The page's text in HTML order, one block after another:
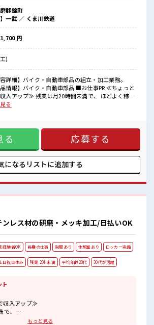
消♪
ンゲイ≫
ンジするのは不安だけど、
っています！
ステップUP目指していきましょう！
提案≫
談できる、
ゃべり！
ので給料の上乗せも期待できそう！
指せますよ！
郡錦町
】一武 ／ くま川鉄道
1,700 円
)
容詳細】バイク・自動車部品の組立・加工業務。
】バイク・自動車部品 ■お仕事PR ≪ちょっと
入アップ≫ 残業は月20時間未満で、 ほどよく稼げ
きやすい制服アリ≫ 制服があるので、 毎日の服装
らスキルUP・ステップUP目指していきましょ
なお仕事をご提案≫ 一人で悩まず気軽に相談でき
■職場の雰囲気 休憩室で楽しくおし
ストレス解消☆ ロッカーあり！ 安心してお仕事に集
も1日1H程度あるので給料の上乗せも期待できそ
入もバッチリ目指せますよ！
る
る 応募する
になるリストに追加する
レス材の研磨・メッキ加工/日払いOK
経験者OK 長期の仕事 制服あり 休憩室あり ロッカー完備
日祝日休み 残業 20H未満 平均年齢20代 30代が活躍
ト
収入アップ≫
、
もっと見る